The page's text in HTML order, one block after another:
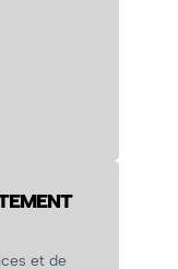
et de